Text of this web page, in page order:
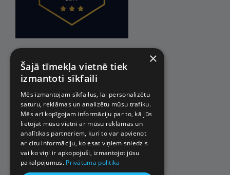
×
Šajā tīmekļa vietnē tiek
izmantoti sīkfaili
Mēs izmantojam sīkfailus, lai personalizētu
saturu, reklāmas un analizētu mūsu trafiku.
Mēs arī kopīgojam informāciju par to, kā jūs
lietojat mūsu vietni ar mūsu reklāmas un
analītikas partneriem, kuri to var apvienot
ar citu informāciju, ko esat viņiem sniedzis
vai ko viņi ir apkopojuši, izmantojot jūsu
pakalpojumus. Privātuma politika